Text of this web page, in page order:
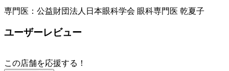
専門医：公益財団法人日本眼科学会 眼科専門医 乾夏子
ユーザーレビュー
この店舗を応援する！